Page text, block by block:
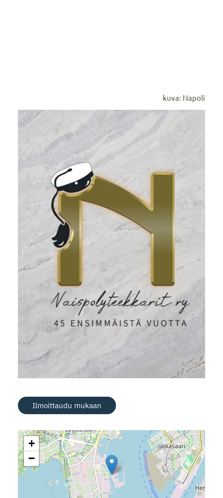
kuva: Napoli
Ilmoittaudu mukaan
+
−